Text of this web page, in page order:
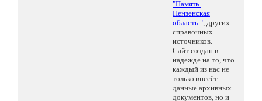
"Память.
Пензенская
область.", других
справочных
источников.
Сайт создан в
надежде на то, что
каждый из нас не
только внесёт
данные архивных
документов, но и